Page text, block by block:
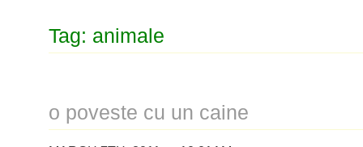
Tag: animale
o poveste cu un caine